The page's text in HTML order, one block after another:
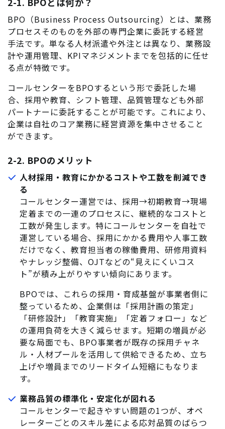
BPO（Business Process Outsourcing）とは、業務
プロセスそのものを外部の専門企業に委託する経営
手法です。単なる人材派遣や外注とは異なり、業務設
計や運用管理、KPIマネジメントまでを包括的に任せ
る点が特徴です。
コールセンターをBPOするという形で委託した場
合、採用や教育、シフト管理、品質管理なども外部
パートナーに委託することが可能です。これにより、
企業は自社のコア業務に経営資源を集中させること
ができます。
2-2. BPOのメリット
人材採用・教育にかかるコストや工数を削減でき
る
コールセンター運営では、採用→初期教育→現場
定着までの一連のプロセスに、継続的なコストと
工数が発生します。特にコールセンターを自社で
運営している場合、採用にかかる費用や人事工数
だけでなく、教育担当者の稼働費用、研修用資料
やナレッジ整備、OJTなどの“見えにくいコス
ト”が積み上がりやすい傾向にあります。
BPOでは、これらの採用・育成基盤が事業者側に
整っているため、企業側は「採用計画の策定」
「研修設計」「教育実施」「定着フォロー」など
の運用負荷を大きく減らせます。短期の増員が必
要な局面でも、BPO事業者が既存の採用チャネ
ル・人材プールを活用して供給できるため、立ち
上げや増員までのリードタイム短縮にもなりま
す。
業務品質の標準化・安定化が図れる
コールセンターで起きやすい問題の1つが、オペ
レーターごとのスキル差による応対品質のばらつ